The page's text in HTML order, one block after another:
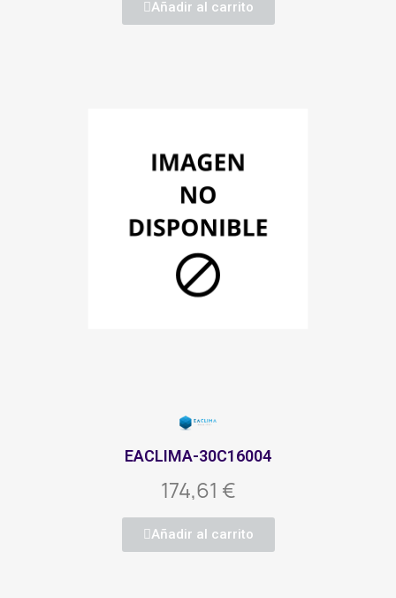
Añadir al carrito
EACLIMA-30C16004
174,61 €
Añadir al carrito